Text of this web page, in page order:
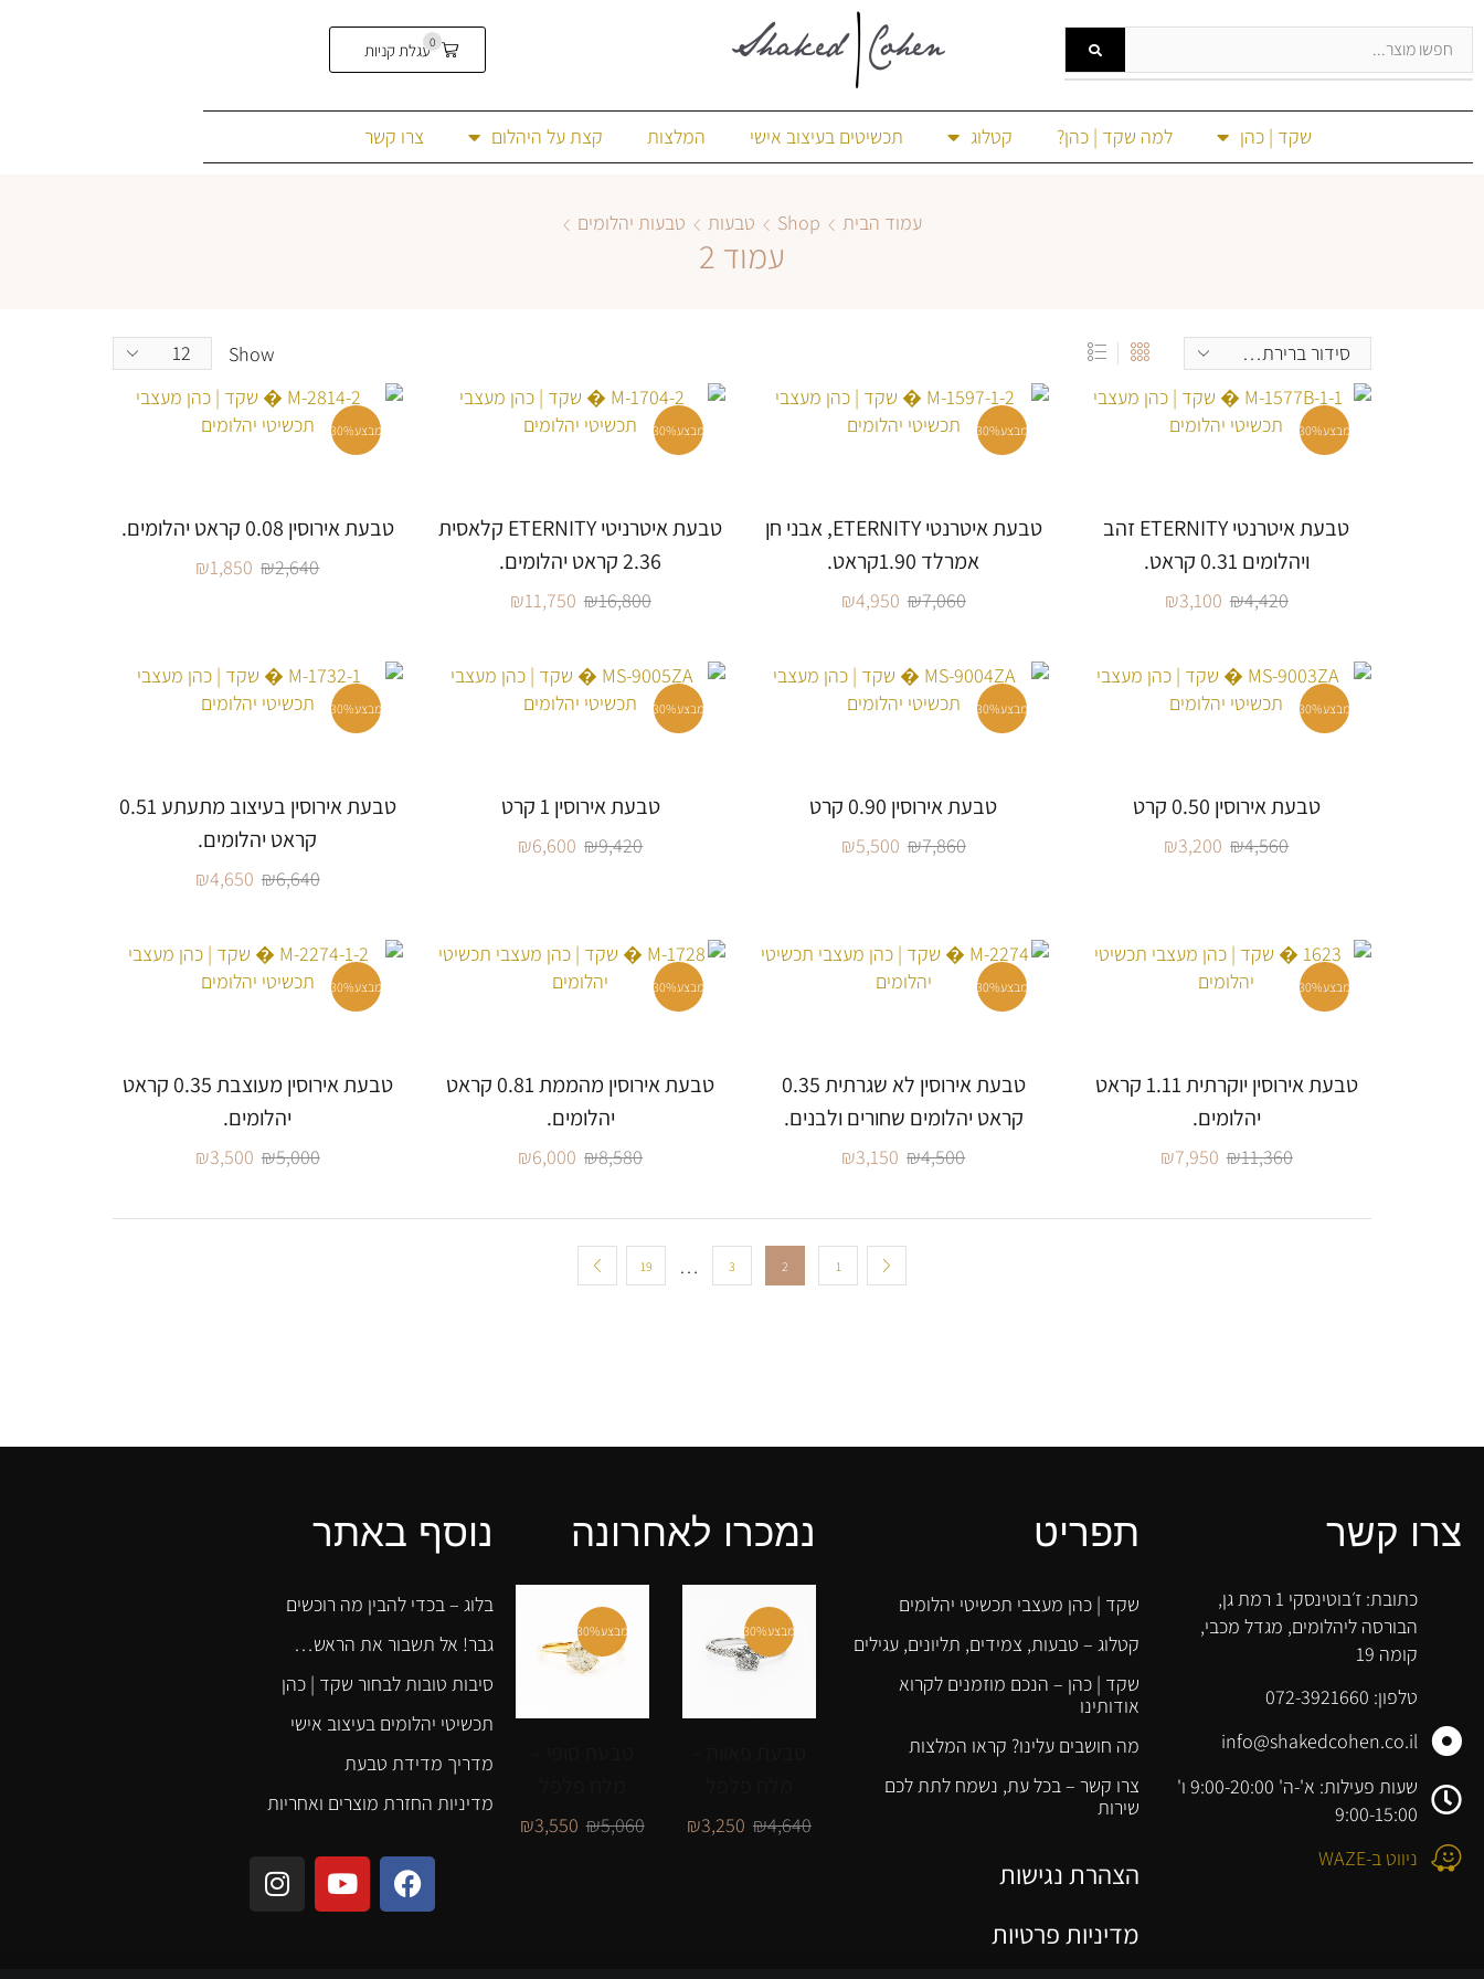
0עגלת קניות
שקד | כהן למה שקד | כהן? קטלוג תכשיטים בעיצוב אישי המלצות קצת על היהלום צרו קשר
עמוד הבית Shop טבעות טבעות יהלומים
עמוד 2
Show
מבצע30%
טבעת איטרנטי ETERNITY זהב
ויהלומים 0.31 קראט.
₪4,420
₪3,100
מבצע30%
טבעת איטרנטי ETERNITY, אבני חן
אמרלד 1.90קראט.
₪7,060
₪4,950
מבצע30%
טבעת איטרניטי ETERNITY קלאסית
2.36 קראט יהלומים.
₪16,800
₪11,750
מבצע30%
טבעת אירוסין 0.08 קראט יהלומים.
₪2,640
₪1,850
מבצע30%
טבעת אירוסין 0.50 קרט
₪4,560
₪3,200
מבצע30%
טבעת אירוסין 0.90 קרט
₪7,860
₪5,500
מבצע30%
טבעת אירוסין 1 קרט
₪9,420
₪6,600
מבצע30%
טבעת אירוסין בעיצוב מתעתע 0.51
קראט יהלומים.
₪6,640
₪4,650
מבצע30%
טבעת אירוסין יוקרתית 1.11 קראט
יהלומים.
₪11,360
₪7,950
מבצע30%
טבעת אירוסין לא שגרתית 0.35
קראט יהלומים שחורים ולבנים.
₪4,500
₪3,150
מבצע30%
טבעת אירוסין מהממת 0.81 קראט
יהלומים.
₪8,580
₪6,000
מבצע30%
טבעת אירוסין מעוצבת 0.35 קראט
יהלומים.
₪5,000
₪3,500
1
2
3
…
19
צרו קשר
כתובת: ז׳בוטינסקי 1 רמת גן,
הבורסה ליהלומים, מגדל מכבי,
קומה 19
טלפון: 072-3921660
info@shakedcohen.co.il
שעות פעילות: א'-ה' 9:00-20:00 ו'
9:00-15:00
ניווט ב-WAZE
תפריט
שקד | כהן מעצבי תכשיטי יהלומים
קטלוג – טבעות, צמידים, תליונים, עגילים
שקד | כהן – הנכם מוזמנים לקרוא
אודותינו
מה חושבים עלינו? קראו המלצות
צרו קשר – בכל עת, נשמח לתת לכם
שירות
הצהרת נגישות
מדיניות פרטיות
נמכרו לאחרונה
מבצע30%
₪4,640
₪3,250
מבצע30%
₪5,060
₪3,550
נוסף באתר
בלוג – בכדי להבין מה רוכשים
גבר! אל תשבור את הראש…
סיבות טובות לבחור שקד | כהן
תכשיטי יהלומים בעיצוב אישי
מדריך מדידת טבעת
מדיניות החזרת מוצרים ואחריות